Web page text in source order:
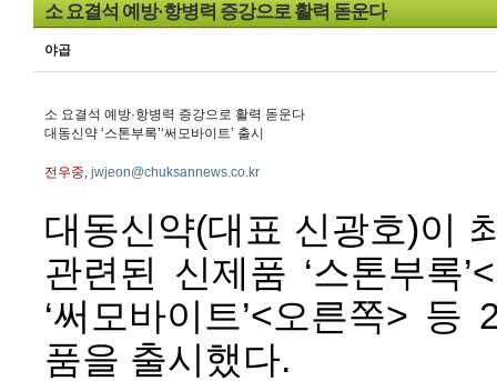
소 요결석 예방·항병력 증강으로 활력 돋운다
야곱
소 요결석 예방·항병력 증강으로 활력 돋운다
대동신약 ‘스톤부록’‘써모바이트’ 출시
전우중, jwjeon@chuksannews.co.kr
대동신약(대표 신광호)이
관련된 신제품 ‘스톤부록
‘써모바이트’<오른쪽> 등
품을 출시했다.